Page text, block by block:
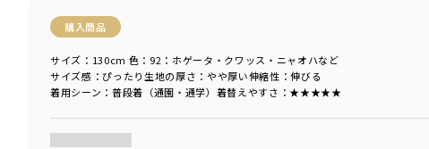
購入商品
サイズ感 ：ぴったり 生地の厚さ ：やや厚い伸縮性 ：伸びる
着用シーン ：普段着（通園・通学） 着替えやすさ ：★★★★★
サイズ：130cm 色：92：ホゲータ・クワッス・ニャオハなど